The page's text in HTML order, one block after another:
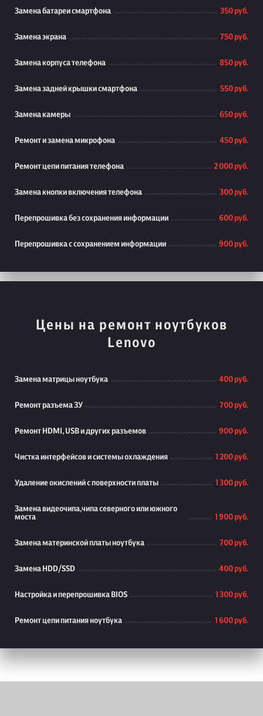
Замена батареи смартфона 350 руб.
Замена экрана 750 руб.
Замена корпуса телефона 850 руб.
Замена задней крышки смартфона 550 руб.
Замена камеры 650 руб.
Ремонт и замена микрофона 450 руб.
Ремонт цепи питания телефона 2 000 руб.
Замена кнопки включения телефона 300 руб.
Перепрошивка без сохранения информации 600 руб.
Перепрошивка с сохранением информации 900 руб.
Цены на ремонт ноутбуков
Lenovo
Замена матрицы ноутбука 400 руб.
Ремонт разъема ЗУ 700 руб.
Ремонт HDMI, USB и других разъемов 900 руб.
Чистка интерфейсов и системы охлаждения 1 200 руб.
Удаление окислений с поверхности платы 1 300 руб.
Замена видеочипа,чипа северного или южного
моста
1 900 руб.
Замена материнской платы ноутбука 700 руб.
Замена HDD/SSD 400 руб.
Настройка и перепрошивка BIOS 1 300 руб.
Ремонт цепи питания ноутбука 1 600 руб.